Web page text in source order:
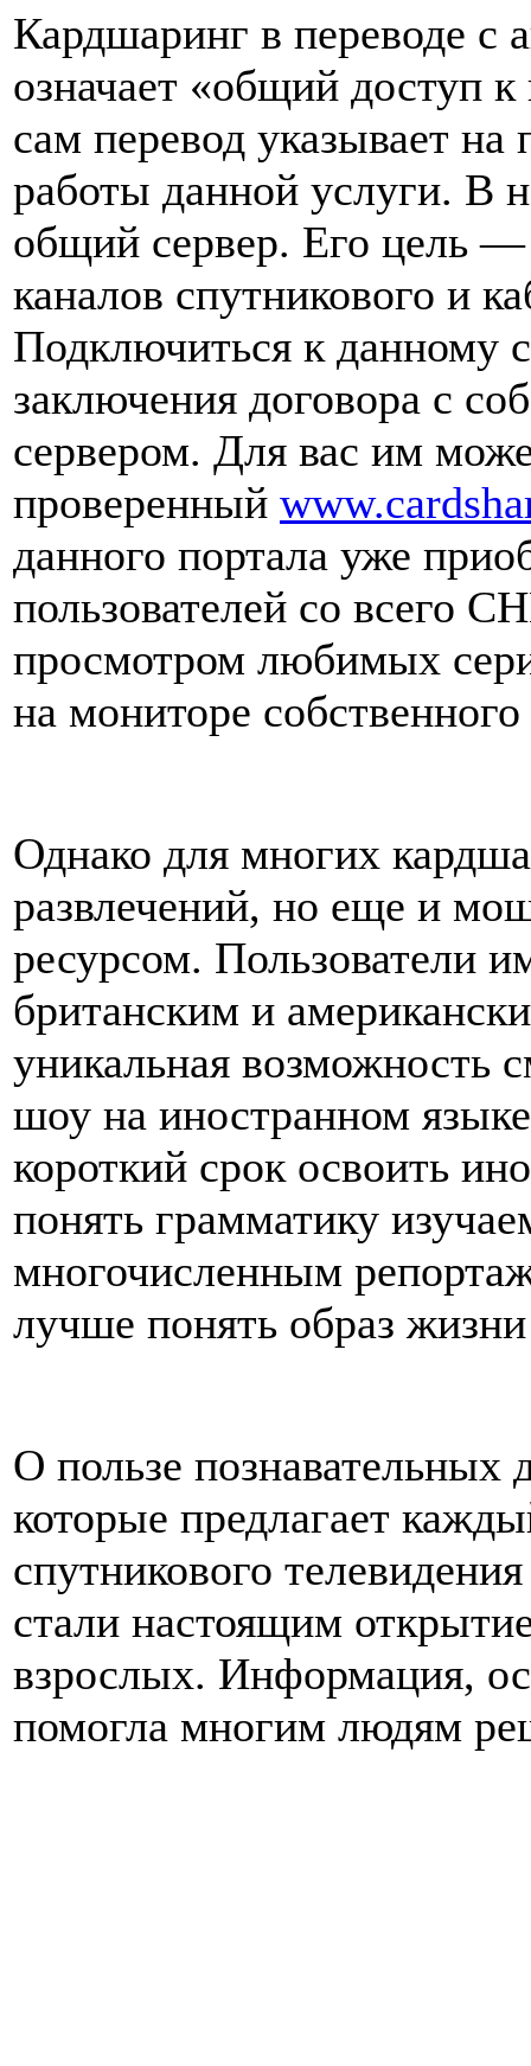
Кардшаринг в переводе с
означает «общий доступ
сам перевод указывает на
работы данной услуги. В
общий сервер. Его цель —
каналов спутникового и
Подключиться к данному
заключения договора с
сервером. Для вас им
проверенный
данного портала уже
пользователей со всего
просмотром любимых
на мониторе
Однако для многих
развлечений, но еще и
ресурсом. Пользователи
британским и
уникальная возможность
шоу на иностранном
короткий срок освоить
понять грамматику
многочисленным
лучше понять образ
О пользе познавательных
которые предлагает
спутникового
стали настоящим
взрослых. Информация,
помогла многим людям